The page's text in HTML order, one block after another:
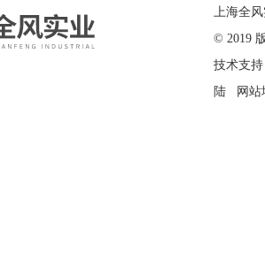
上海全
© 2019
技术支
陆
网站